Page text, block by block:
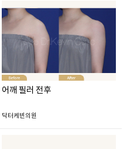
어깨 필러 전후
닥터케빈의원